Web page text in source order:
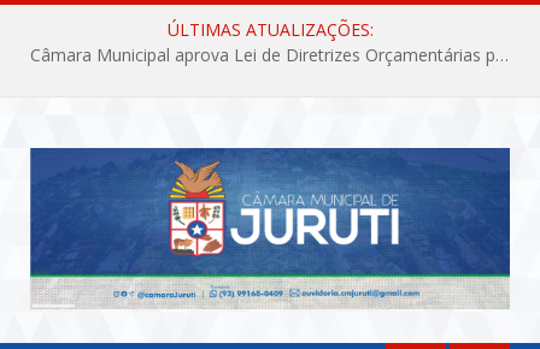
ÚLTIMAS ATUALIZAÇÕES:
Câmara Municipal aprova Lei de Diretrizes Orçamentárias para o exercício financeiro de 2027